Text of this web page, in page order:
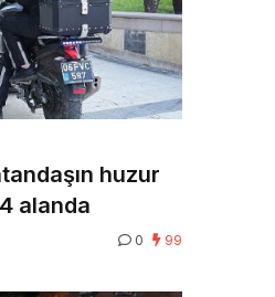
huzur
alanda
0 99